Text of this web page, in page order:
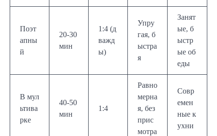
Поэт
апны
й
20-30
мин
1:4 (д
важд
ы)
Упру
гая, б
ыстра
я
Занят
ые, б
ыстр
ые об
еды
В мул
ьтива
рке
40-50
мин
1:4
Равно
мерна
я, без
прис
мотра
Совр
емен
ные к
ухни